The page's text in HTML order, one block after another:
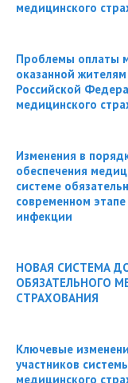
медицинского
Проблемы оплаты
оказанной
Российской
медицинского
Изменения в
обеспечения
системе
современном
инфекции
НОВАЯ СИСТЕМА
ОБЯЗАТЕЛЬНОГО
СТРАХОВАНИЯ
Ключевые
участников
медицинского